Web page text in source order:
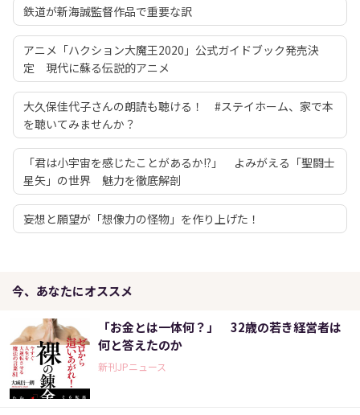
鉄道が新海誠監督作品で重要な訳
アニメ「ハクション大魔王2020」公式ガイドブック発売決
定 現代に蘇る伝説的アニメ
大久保佳代子さんの朗読も聴ける！ #ステイホーム、家で本
を聴いてみませんか？
「君は小宇宙を感じたことがあるか!?」 よみがえる「聖闘士
星矢」の世界 魅力を徹底解剖
妄想と願望が「想像力の怪物」を作り上げた！
今、あなたにオススメ
「お金とは一体何？」 32歳の若き経営者は
何と答えたのか
新刊JPニュース